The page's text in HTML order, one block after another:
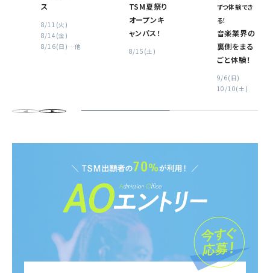
ス
8/11(火)
8/14(金)
8/16(日) …他
TSM夏祭り
オープンキ
ャンパス！
8/15(土)
ずつ体験でき
る！
音楽業界の
裏側をまる
ごと体験！
9/6(日)
10/10(土)